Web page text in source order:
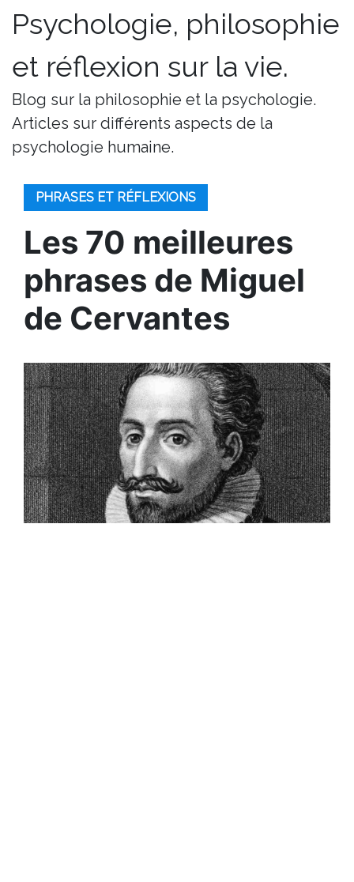
Psychologie, philosophie
et réflexion sur la vie.
Blog sur la philosophie et la psychologie.
Articles sur différents aspects de la
psychologie humaine.
PHRASES ET RÉFLEXIONS
Les 70 meilleures
phrases de Miguel
de Cervantes